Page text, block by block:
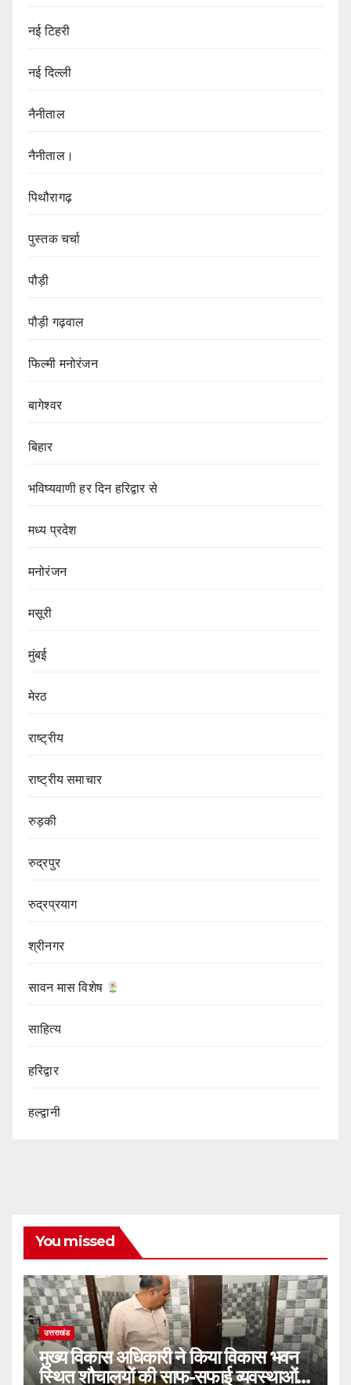
नई टिहरी
नई दिल्ली
नैनीताल
नैनीताल।
पिथौरागढ़
पुस्तक चर्चा
पौड़ी
पौड़ी गढ़वाल
फिल्मी मनोरंजन
बागेश्वर
बिहार
भविष्यवाणी हर दिन हरिद्वार से
मध्य प्रदेश
मनोरंजन
मसूरी
मुंबई
मेरठ
राष्ट्रीय
राष्ट्रीय समाचार
रुड़की
रुद्रपुर
रुद्रप्रयाग
श्रीनगर
सावन मास विशेष
साहित्य
हरिद्वार
हल्द्वानी
You missed
उत्तराखंड
मुख्य विकास अधिकारी ने किया विकास भवन
स्थित शौचालयों की साफ-सफाई व्यवस्थाओं